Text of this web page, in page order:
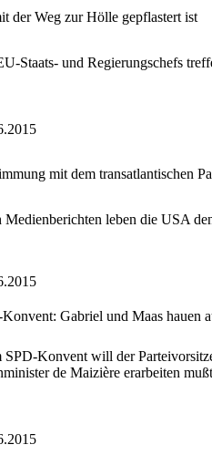
der Weg zur Hölle gepflastert ist
Staats- und Regierungschefs
mit dem transatlantischen
Medienberichten leben die USA
Gabriel und Maas hauen
SPD-Konvent will der
de Maizière erarbeiten